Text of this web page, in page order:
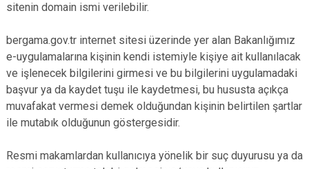
sitenin domain ismi verilebilir.
bergama.gov.tr internet sitesi üzerinde yer alan Bakanlığımız
e-uygulamalarına kişinin kendi istemiyle kişiye ait kullanılacak
ve işlenecek bilgilerini girmesi ve bu bilgilerini uygulamadaki
başvur ya da kaydet tuşu ile kaydetmesi, bu hususta açıkça
muvafakat vermesi demek olduğundan kişinin belirtilen şartlar
ile mutabık olduğunun göstergesidir.
Resmi makamlardan kullanıcıya yönelik bir suç duyurusu ya da